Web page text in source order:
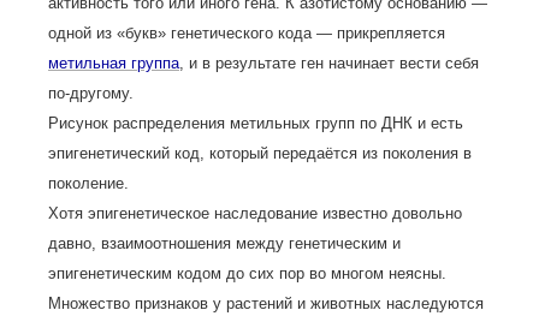
одной из «букв» генетического кода — прикрепляется
метильная группа , и в результате ген начинает вести себя
по-другому.
Рисунок распределения метильных групп по ДНК и есть
эпигенетический код, который передаётся из поколения в
поколение.
Хотя эпигенетическое наследование известно довольно
давно, взаимоотношения между генетическим и
эпигенетическим кодом до сих пор во многом неясны.
Множество признаков у растений и животных наследуются